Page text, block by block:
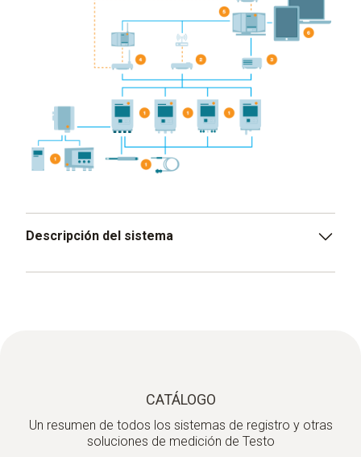
Descripción del sistema
Base testo Saveris V 3.0
CATÁLOGO
Un resumen de todos los sistemas de registro y otras
soluciones de medición de Testo